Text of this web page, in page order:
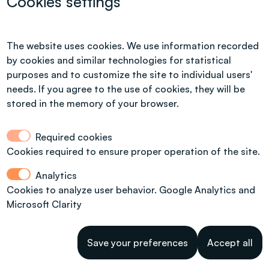
WM transport
noise
in
WWIW
włókiennictwo
noise
in
The website uses cookies. We use information recorded
by cookies and similar technologies for statistical
purposes and to customize the site to individual users'
needs. If you agree to the use of cookies, they will be
stored in the memory of your browser.
Required cookies
Cookies required to ensure proper operation of the site.
Analytics
Cookies to analyze user behavior. Google Analytics and
Microsoft Clarity
Save your preferences Accept all
WhatsApp